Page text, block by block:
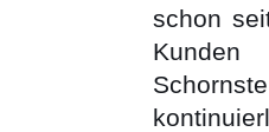
schon